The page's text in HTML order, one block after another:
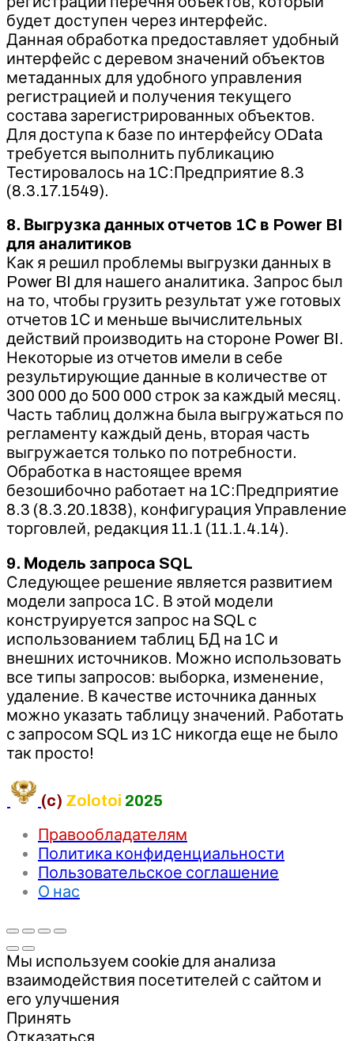
будет доступен через интерфейс.
Данная обработка предоставляет удобный
интерфейс с деревом значений объектов
метаданных для удобного управления
регистрацией и получения текущего
состава зарегистрированных объектов.
Для доступа к базе по интерфейсу OData
требуется выполнить публикацию
Тестировалось на 1С:Предприятие 8.3
(8.3.17.1549).
8. Выгрузка данных отчетов 1С в Power BI
для аналитиков
Как я решил проблемы выгрузки данных в
Power BI для нашего аналитика. Запрос был
на то, чтобы грузить результат уже готовых
отчетов 1С и меньше вычислительных
действий производить на стороне Power BI.
Некоторые из отчетов имели в себе
результирующие данные в количестве от
300 000 до 500 000 строк за каждый месяц.
Часть таблиц должна была выгружаться по
регламенту каждый день, вторая часть
выгружается только по потребности.
Обработка в настоящее время
безошибочно работает на 1С:Предприятие
8.3 (8.3.20.1838), конфигурация Управление
торговлей, редакция 11.1 (11.1.4.14).
9. Модель запроса SQL
Следующее решение является развитием
модели запроса 1С. В этой модели
конструируется запрос на SQL с
использованием таблиц БД на 1С и
внешних источников. Можно использовать
все типы запросов: выборка, изменение,
удаление. В качестве источника данных
можно указать таблицу значений. Работать
с запросом SQL из 1С никогда еще не было
так просто!
(c) Zolotoi 2025
Правообладателям
Политика конфиденциальности
Пользовательское соглашение
О нас
Мы используем cookie для анализа
взаимодействия посетителей с сайтом и
его улучшения
Принять
Отказаться